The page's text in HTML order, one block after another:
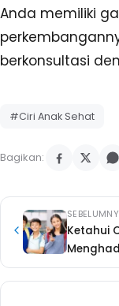
Anda memiliki
berkonsultasi
#Ciri Anak Sehat
Bagikan:
Ketahui